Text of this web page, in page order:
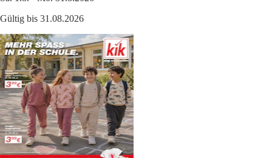
Gültig bis 31.08.2026